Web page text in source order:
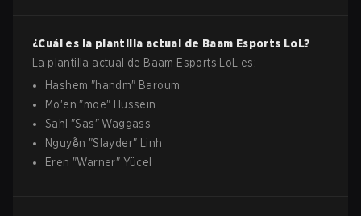
¿Cuál es la plantilla actual de Baam Esports LoL?
La plantilla actual de Baam Esports LoL
es:
Hashem "handm" Baroum
Mo'en "moe" Hussein
Sahl "Sas"Waggass
Nguyễn "Slayder"
Linh
Eren "Warner" Yücel